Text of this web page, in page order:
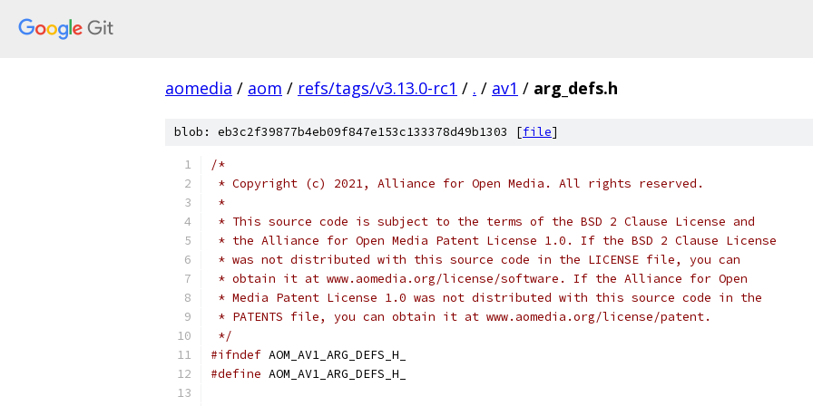
aomedia / aom / refs/tags/v3.13.0-rc1 / . / av1 / arg_defs.h
blob: eb3c2f39877b4eb09f847e153c133378d49b1303 [file]
/*
* Copyright (c) 2021, Alliance for Open Media. All rights reserved.
*
* This source code is subject to the terms of the BSD 2 Clause License and
* the Alliance for Open Media Patent License 1.0. If the BSD 2 Clause License
* was not distributed with this source code in the LICENSE file, you can
* obtain it at www.aomedia.org/license/software. If the Alliance for Open
* Media Patent License 1.0 was not distributed with this source code in the
* PATENTS file, you can obtain it at www.aomedia.org/license/patent.
*/
#ifndef AOM_AV1_ARG_DEFS_H_
#define AOM_AV1_ARG_DEFS_H_